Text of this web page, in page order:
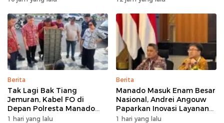
Berita
Tak Lagi Bak Tiang
Jemuran, Kabel FO di
Depan Polresta Manado
Ditata
1 hari yang lalu
Berita
Manado Masuk Enam Besar
Nasional, Andrei Angouw
Paparkan Inovasi Layanan
Investasi di Hadapan Tim
1 hari yang lalu